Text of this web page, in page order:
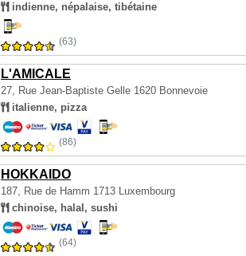
indienne, népalaise, tibétaine
(63)
L'AMICALE
27, Rue Jean-Baptiste Gelle 1620 Bonnevoie
italienne, pizza
(86)
HOKKAIDO
187, Rue de Hamm 1713 Luxembourg
chinoise, halal, sushi
(64)